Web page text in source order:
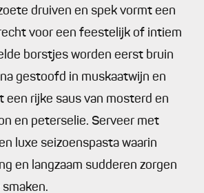
druiven en spek vormt een
voor een feestelijk of intiem
borstjes worden eerst bruin
gestoofd in muskaatwijn en
een rijke saus van mosterd en
en peterselie. Serveer met
luxe seizoenspasta waarin
en langzaam sudderen zorgen